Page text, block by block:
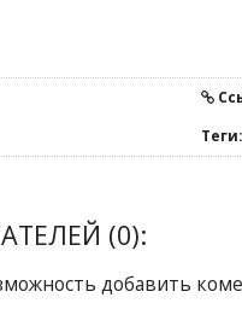
Теги:
(0):
добавить